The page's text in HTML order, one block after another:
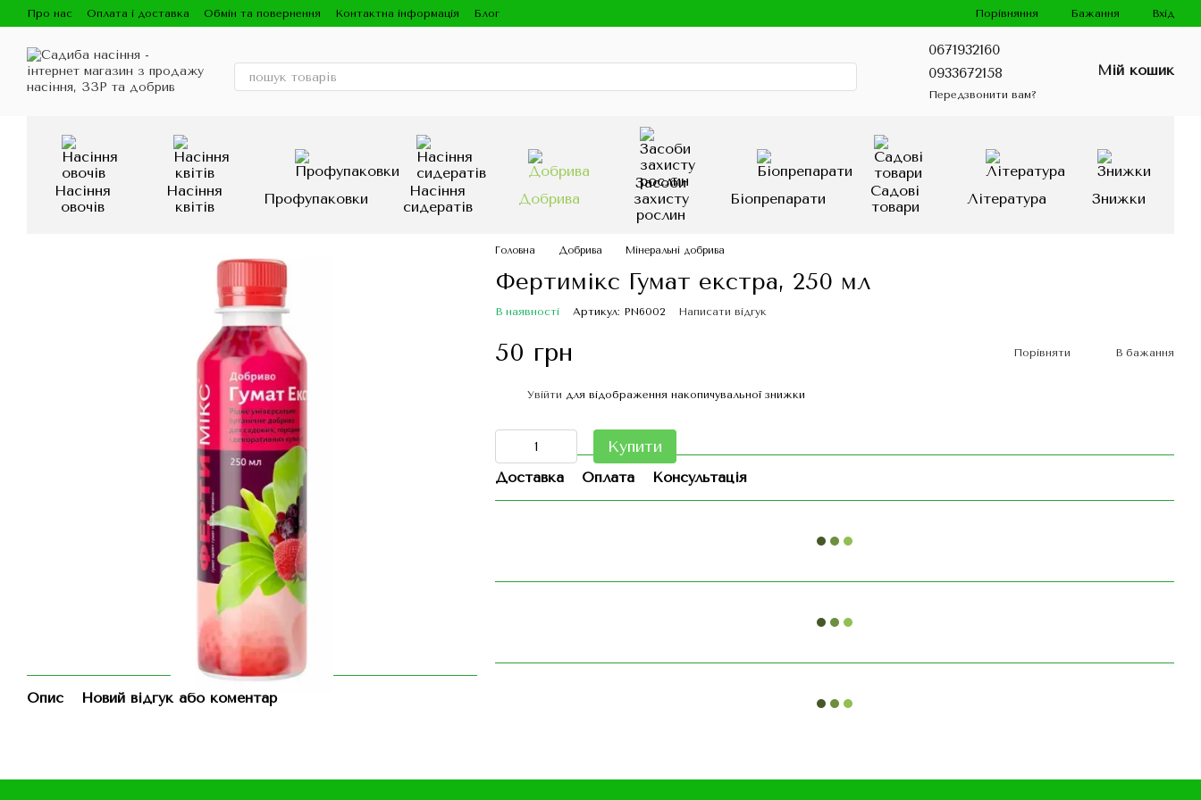
Перейти до основного контенту
Про нас Оплата і доставка Обмін та повернення Контактна інформація Блог Порівняння Бажання Вхід
0671932160
0933672158
Передзвонити вам?
Мій кошик
Насіння
овочів
Насіння
квітів
Профупаковки
Насіння
сидератів
Добрива
Засоби
захисту
рослин
Біопрепарати
Садові
товари
Література Знижки
Опис Новий відгук або коментар
Головна Добрива Мінеральні добрива
Фертимікс Гумат екстра, 250 мл
В наявності Артикул: PN6002 Написати відгук
50 грн Порівняти В бажання
Увійти для відображення накопичувальної знижки
Купити
Доставка Оплата Консультація